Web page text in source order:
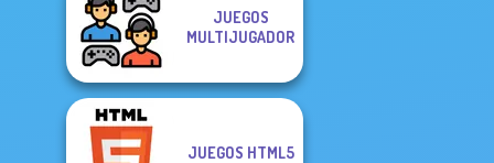
JUEGOS
MULTIJUGADOR
JUEGOS HTML5